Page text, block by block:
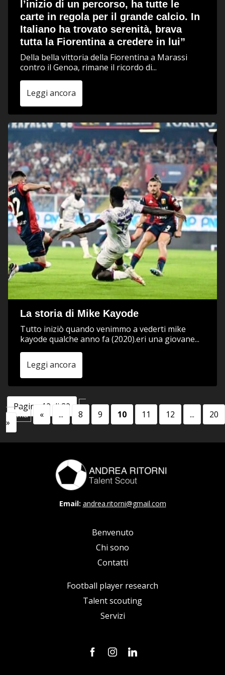
l’inizio di un percorso, ha tutte le
carte in regola per il grande calcio. In
Italiano ha trovato serenità, brava
tutta la Fiorentina a credere in lui”
Della bella vittoria della Fiorentina a Marassi
contro il Genoa, rimane il ricordo di...
Leggi ancora
La storia di Mike Kayode
Tutto iniziò quando venimmo a vederti mike
kayode qualche anno fa (2020).eri una giovane...
Leggi ancora
Pagina 10 di 20 «
Prima « ... 8 9 10 11 12 ... 20
»
Email: andrea.ritorni@gmail.com
Benvenuto
Chi sono
Contatti
Football player research
Talent scouting
Servizi